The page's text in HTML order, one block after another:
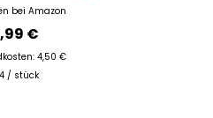
bei Amazon
€
4,50 €
/ stück